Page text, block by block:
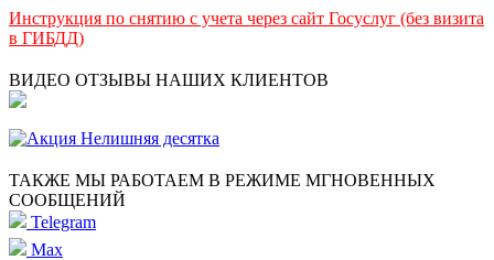
Инструкция по снятию с учета через сайт Госуслуг (без визита
в ГИБДД)
ВИДЕО ОТЗЫВЫ НАШИХ КЛИЕНТОВ
ТАКЖЕ МЫ РАБОТАЕМ В РЕЖИМЕ МГНОВЕННЫХ
СООБЩЕНИЙ
Telegram
Max